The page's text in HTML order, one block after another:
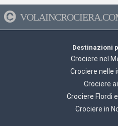
Destinazioni
Crociere nel
Crociere nelle
Crociere
Crociere Flordi
Crociere in